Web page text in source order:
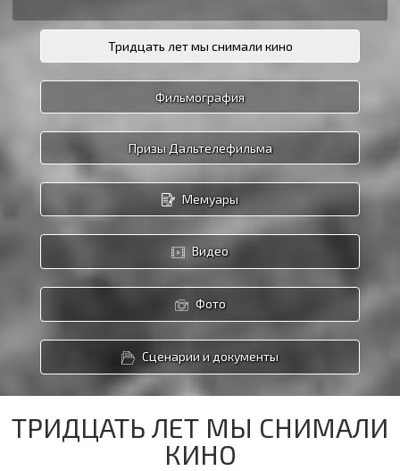
Тридцать лет мы снимали кино
Фильмография
Призы Дальтелефильма
Мемуары
Видео
Фото
Сценарии и документы
ТРИДЦАТЬ ЛЕТ МЫ СНИМАЛИ
КИНО